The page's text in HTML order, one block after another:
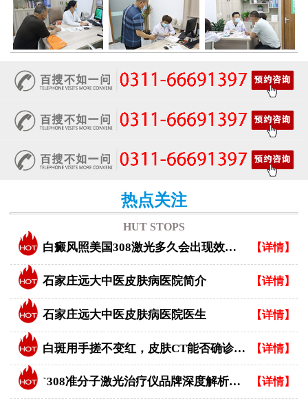
热点关注
HUT STOPS
白癜风照美国308激光多久会出现效果？ 【详情】
石家庄远大中医皮肤病医院简介 【详情】
石家庄远大中医皮肤病医院医生 【详情】
白斑用手搓不变红，皮肤CT能否确诊白癜风？ 【详情】
`308准分子激光治疗仪品牌深度解析：专业视角下的优选指南` 【详情】